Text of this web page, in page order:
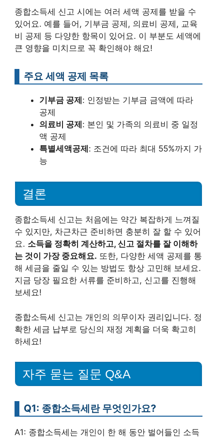
종합소득세 신고 시에는 여러 세액 공제를 받을 수
있어요. 예를 들어, 기부금 공제, 의료비 공제, 교육
비 공제 등 다양한 항목이 있어요. 이 부분도 세액에
큰 영향을 미치므로 꼭 확인해야 해요!
주요 세액 공제 목록
기부금 공제 : 인정받는 기부금 금액에 따라
공제
의료비 공제 : 본인 및 가족의 의료비 중 일정
액 공제
특별세액공제 : 조건에 따라 최대 55%까지 가
능
결론
종합소득세 신고는 처음에는 약간 복잡하게 느껴질
수 있지만, 차근차근 준비하면 충분히 잘 할 수 있어
요. 소득을 정확히 계산하고, 신고 절차를 잘 이해하
는 것이 가장 중요해요. 또한, 다양한 세액 공제를 통
해 세금을 줄일 수 있는 방법도 항상 고민해 보세요.
지금 당장 필요한 서류를 준비하고, 신고를 진행해
보세요!
종합소득세 신고는 개인의 의무이자 권리입니다. 정
확한 세금 납부로 당신의 재정 계획을 더욱 확고히
하세요!
자주 묻는 질문 Q&A
Q1: 종합소득세란 무엇인가요?
A1: 종합소득세는 개인이 한 해 동안 벌어들인 소득